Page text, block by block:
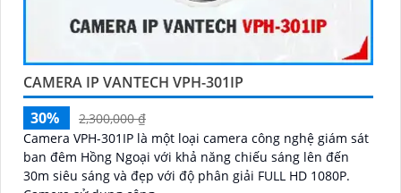
CAMERA IP VANTECH VPH-301IP
30%
2,300,000 ₫
Camera VPH-301IP là một loại camera công nghệ giám sát
ban đêm Hồng Ngoại với khả năng chiếu sáng lên đến
30m siêu sáng và đẹp với độ phân giải FULL HD 1080P.